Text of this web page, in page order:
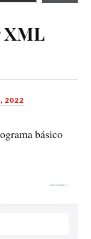
XML
2022
básico